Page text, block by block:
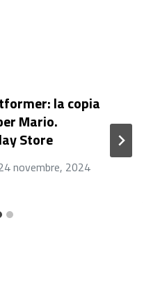
la copia
Mario.
Store
novembre, 2024